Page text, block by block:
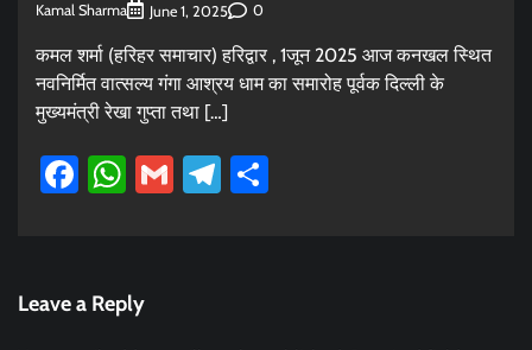
Kamal Sharma June 1, 2025 0
कमल शर्मा (हरिहर समाचार) हरिद्वार , 1जून 2025 आज कनखल स्थित
नवनिर्मित वात्सल्य गंगा आश्रय धाम का समारोह पूर्वक दिल्ली के
मुख्यमंत्री रेखा गुप्ता तथा […]
Facebook
WhatsApp
GmailTelegram
Leave a Reply